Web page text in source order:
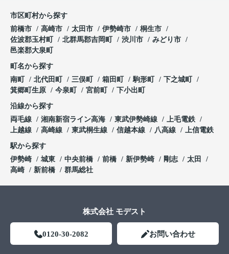
市区町村から探す
前橋市
高崎市 太田市 伊勢崎市
桐生市
佐波郡玉村町
北群馬郡吉岡町 渋川市
みどり市
邑楽郡大泉町
町名から探す
南町
北代田町 三俣町 箱田町 駒形町
下之城町
箕郷町生原
今泉町 宮前町 下小出町
沿線から探す
両毛線
湘南新宿ライン高海 東武伊勢崎線
上毛電鉄
上越線
高崎線 東武桐生線 信越本線 八高線 上信電鉄
駅から探す
伊勢崎
城東 中央前橋 前橋 新伊勢崎 剛志
太田
高崎
新前橋 群馬総社
株式会社 モデスト
0120-30-2082 お問い合わせ